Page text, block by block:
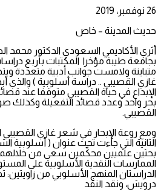
26 نوفمبر، 2019
حديث المدينة – خاص
أثري الأكاديمي السعودي الدكتور محمد
بجامعة طيبة مؤخرا المكتبات بأربع
متباينة ولامست جوانب أدبية متعددة
غازي القصيبي .. دراسة أسلوبية ) والذي
الإبداع في حياة القصيبي متوقفا عند
بحر واحد وعدد قصائد التفعيلة وكذلك
القصيبي.
ومع روعة الإبحار في شعر غازي
الثانية التي جاءت تحت عنوان ( أسلوبية
بحثين علميين محكّمين سعى من
الممارسات النقدية الأسلوبية على
الدراستان المنهج الأسلوبي من زاويتين:
درويش، ونقد النقد